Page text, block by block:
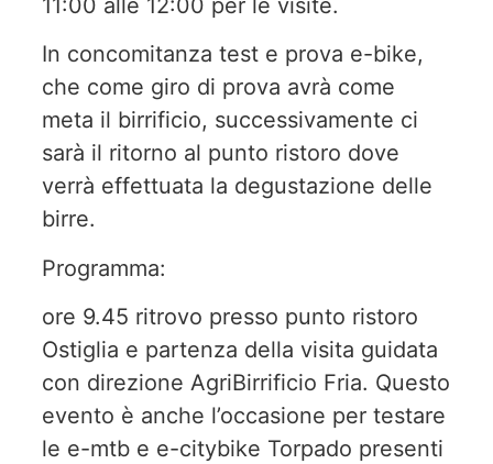
11:00 alle 12:00 per le visite.
In concomitanza test e prova e-bike,
che come giro di prova avrà come
meta il birrificio, successivamente ci
sarà il ritorno al punto ristoro dove
verrà effettuata la degustazione delle
birre.
Programma:
ore 9.45 ritrovo presso punto ristoro
Ostiglia e partenza della visita guidata
con direzione AgriBirrificio Fria. Questo
evento è anche l’occasione per testare
le e-mtb e e-citybike Torpado presenti